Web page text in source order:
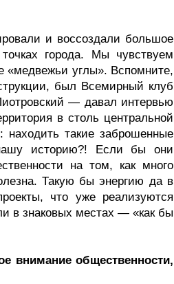
и воссоздали большое
города. Мы чувствуем
«медвежьи углы». Вспомните,
был Всемирный клуб
— давал интервью
в столь центральной
такие заброшенные
историю?! Если бы они
на том, как много
Такую бы энергию да в
что уже реализуются
в знаковых местах — «как бы
внимание общественности,